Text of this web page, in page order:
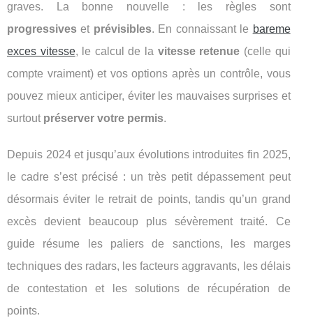
graves. La bonne nouvelle : les règles sont
progressives et prévisibles. En connaissant le bareme
exces vitesse, le calcul de la vitesse retenue (celle qui
compte vraiment) et vos options après un contrôle, vous
pouvez mieux anticiper, éviter les mauvaises surprises et
surtout préserver votre permis.
Depuis 2024 et jusqu’aux évolutions introduites fin 2025,
le cadre s’est précisé : un très petit dépassement peut
désormais éviter le retrait de points, tandis qu’un grand
excès devient beaucoup plus sévèrement traité. Ce
guide résume les paliers de sanctions, les marges
techniques des radars, les facteurs aggravants, les délais
de contestation et les solutions de récupération de
points.